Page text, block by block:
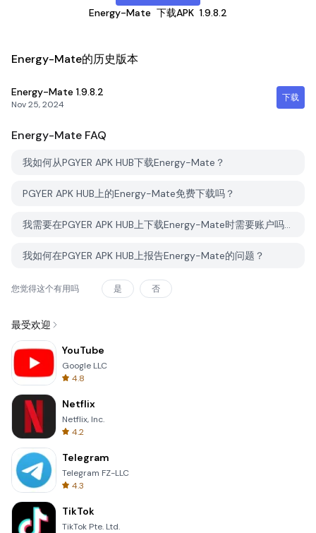
Energy-Mate 下载APK 1.9.8.2
Energy-Mate的历史版本
Energy-Mate 1.9.8.2
Nov 25, 2024
下载
Energy-Mate FAQ
我如何从PGYER APK HUB下载Energy-Mate？
PGYER APK HUB上的Energy-Mate免费下载吗？
我需要在PGYER APK HUB上下载Energy-Mate时需要账户吗？
我如何在PGYER APK HUB上报告Energy-Mate的问题？
您觉得这个有用吗 是 否
最受欢迎
YouTube
Google LLC
4.8
Netflix
Netflix, Inc.
4.2
Telegram
Telegram FZ-LLC
4.3
TikTok
TikTok Pte. Ltd.